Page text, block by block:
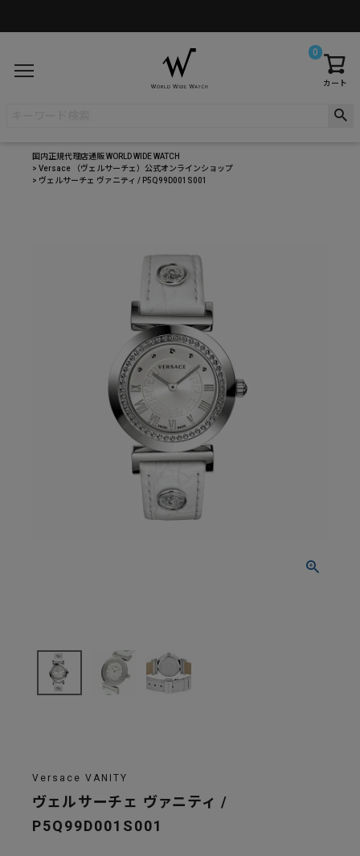
カート
0
国内正規代理店通販 WORLD WIDE WATCH
Versace （ヴェルサーチェ）公式オンラインショップ
ヴェルサーチェ ヴァニティ / P5Q99D001S001
Versace VANITY
ヴェルサーチェ ヴァニティ /
P5Q99D001S001